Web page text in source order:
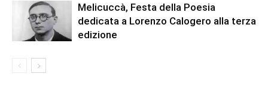
Melicuccà, Festa della Poesia
dedicata a Lorenzo Calogero alla terza
edizione